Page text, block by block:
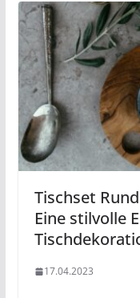
Tischset
Eine stilvolle
17.04.2023